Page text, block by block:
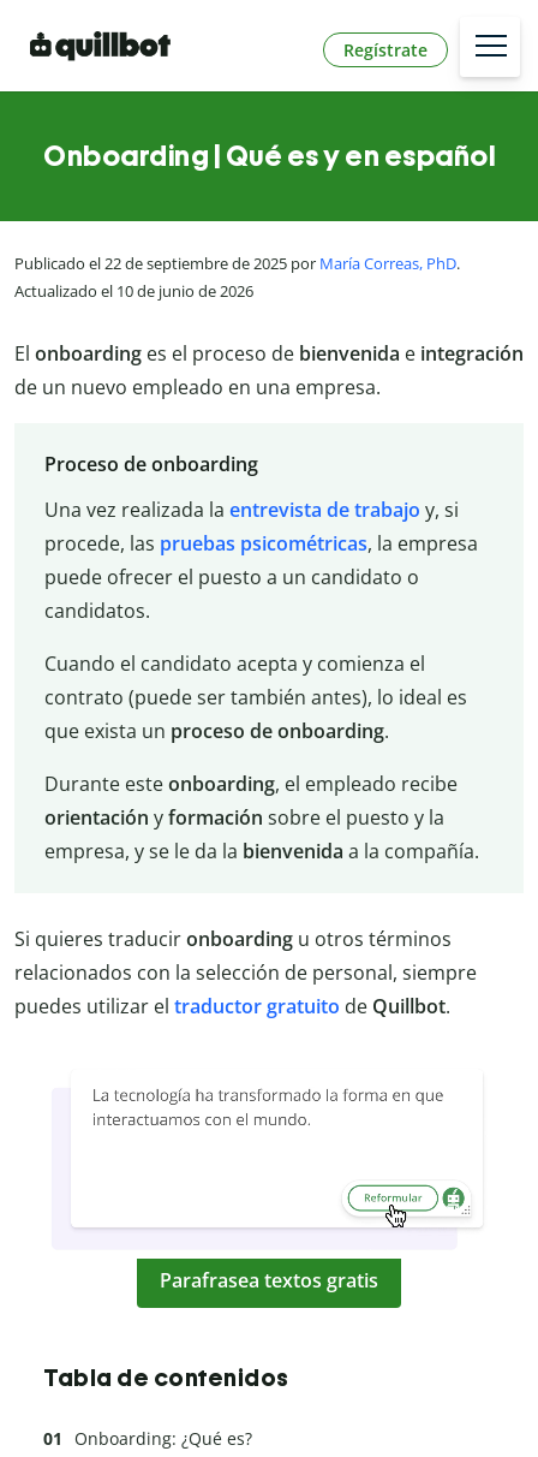
Regístrate
Onboarding | Qué es y en español
Publicado el 22 de septiembre de 2025 por María Correas, PhD.
Actualizado el 10 de junio de 2026
El onboarding es el proceso de bienvenida e integración
de un nuevo empleado en una empresa.
Proceso de onboarding
Una vez realizada la entrevista de trabajo y, si
procede, las pruebas psicométricas, la empresa
puede ofrecer el puesto a un candidato o
candidatos.
Cuando el candidato acepta y comienza el
contrato (puede ser también antes), lo ideal es
que exista un proceso de onboarding.
Durante esteonboarding, el empleado recibe
orientación yformación sobre el puesto y la
empresa, y se le da la bienvenida a la compañía.
Si quieres traducironboarding u otros términos
relacionados con la selección de personal, siempre
puedes utilizar el traductor gratuito de Quillbot.
Parafrasea textos gratis
Tabla de contenidos
Onboarding: ¿Qué es?